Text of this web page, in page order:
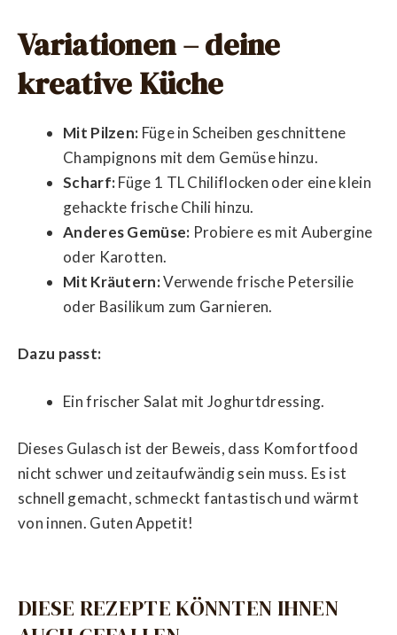
Variationen – deine
kreative Küche
Mit Pilzen: Füge in Scheiben geschnittene
Champignons mit dem Gemüse hinzu.
Scharf:Füge 1 TL Chiliflocken oder eine klein
gehackte frische Chili hinzu.
Anderes Gemüse: Probiere es mit Aubergine
oder Karotten.
Mit Kräutern:Verwende frische Petersilie
oder Basilikum zum Garnieren.
Dazu passt:
Ein frischer Salat mit Joghurtdressing.
Dieses Gulasch ist der Beweis, dass Komfortfood
nicht schwer und zeitaufwändig sein muss. Es ist
schnell gemacht, schmeckt fantastisch und wärmt
von innen. Guten Appetit!
DIESE REZEPTE KÖNNTEN IHNEN